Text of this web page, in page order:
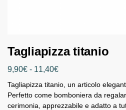
Tagliapizza titanio
9,90€ - 11,40€
Tagliapizza titanio, un articolo
Perfetto come bomboniera da
cerimonia, apprezzabile e adatto a